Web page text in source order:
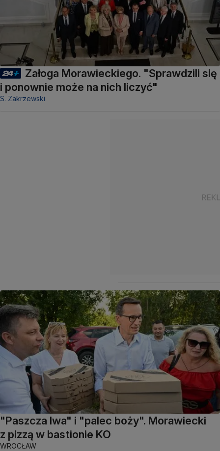
Załoga Morawieckiego. "Sprawdzili się
i ponownie może na nich liczyć"
S. Zakrzewski
"Paszcza lwa" i "palec boży". Morawiecki
z pizzą w bastionie KO
WROCŁAW